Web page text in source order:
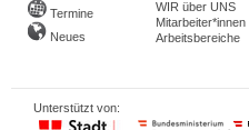
Termine
Neues
WIR über UNS
Mitarbeiter*innen
Arbeitsbereiche
Unterstützt von: